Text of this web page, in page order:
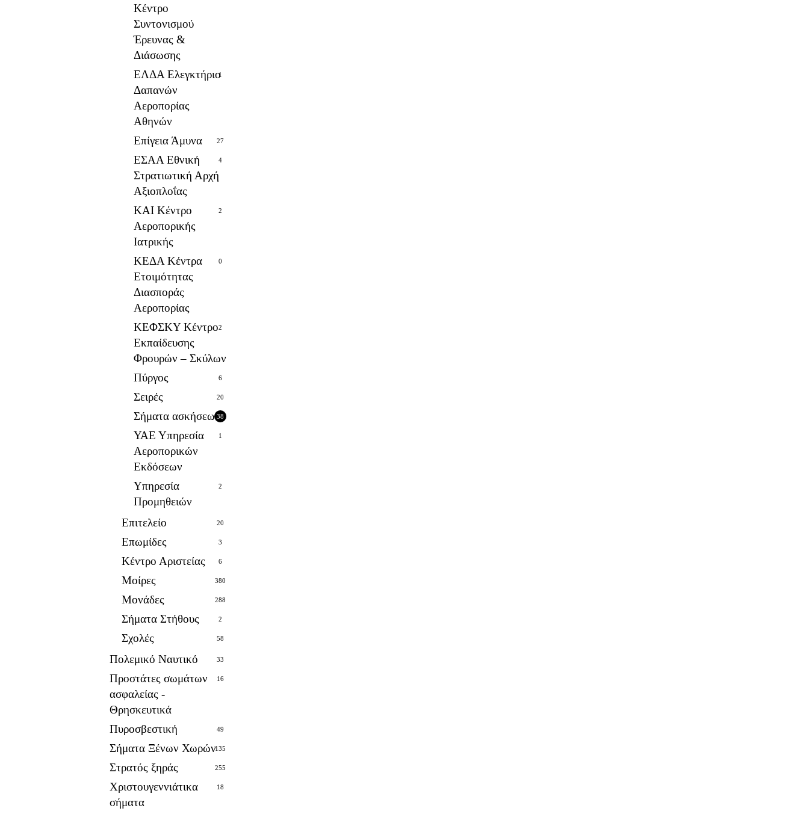
Κέντρο
Συντονισμού
Έρευνας &
Διάσωσης
ΕΛΔΑ Ελεγκτήριο
Δαπανών
Αεροπορίας
Αθηνών
1
Επίγεια Άμυνα 27
ΕΣΑΑ Εθνική
Στρατιωτική Αρχή
Αξιοπλοΐας
4
ΚΑΙ Κέντρο
Αεροπορικής
Ιατρικής
2
ΚΕΔΑ Κέντρα
Ετοιμότητας
Διασποράς
Αεροπορίας
0
ΚΕΦΣΚΥ Κέντρο
Εκπαίδευσης
Φρουρών – Σκύλων
2
Πύργος 6
Σειρές 20
Σήματα ασκήσεων38
ΥΑΕ Υπηρεσία
Αεροπορικών
Εκδόσεων
1
Υπηρεσία
Προμηθειών
2
Επιτελείο 20
Επωμίδες 3
Κέντρο Αριστείας 6
Μοίρες 380
Μονάδες 288
Σήματα Στήθους 2
Σχολές 58
Πολεμικό Ναυτικό 33
Προστάτες σωμάτων
ασφαλείας -
Θρησκευτικά
16
Πυροσβεστική 49
Σήματα Ξένων Χωρών135
Στρατός ξηράς 255
Χριστουγεννιάτικα
σήματα
18